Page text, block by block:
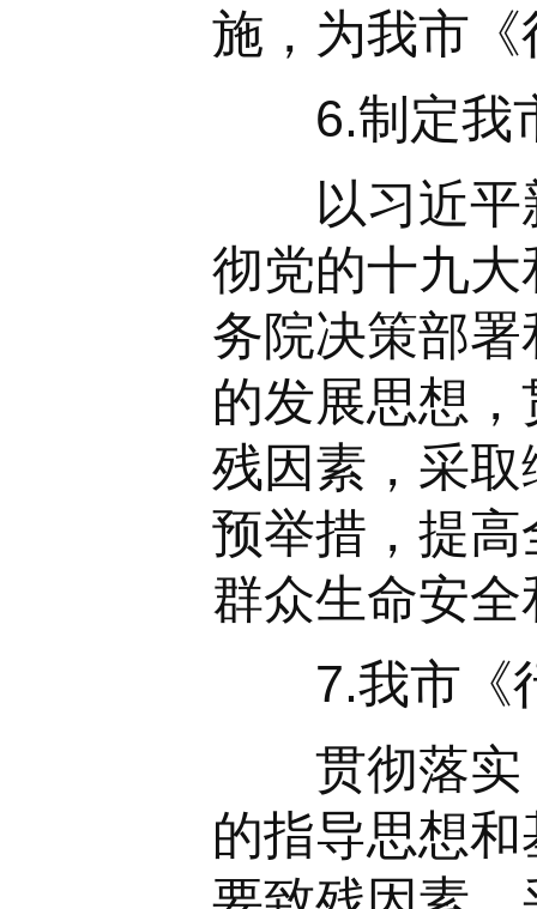
施，为我市
6.制定我市
以习近平新
彻党的十九
务院决策部
的发展思想
残因素，采
预举措，提
群众生命安
7.我市《行
贯彻落实《
的指导思想